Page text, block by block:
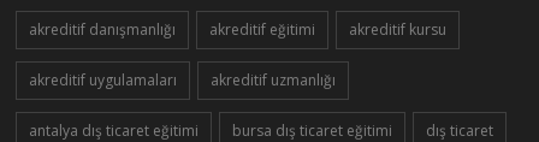
akreditif danışmanlığı akreditif eğitimi akreditif kursu
akreditif uygulamaları akreditif uzmanlığı
antalya dış ticaret eğitimi bursa dış ticaret eğitimi dış ticaret